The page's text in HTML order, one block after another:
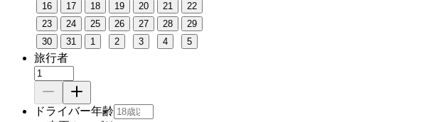
16
17 18 19 20 21
22
23
24 25 26 27 28
29
30
31 1 2 3 4 5
旅行者
ドライバー年齢